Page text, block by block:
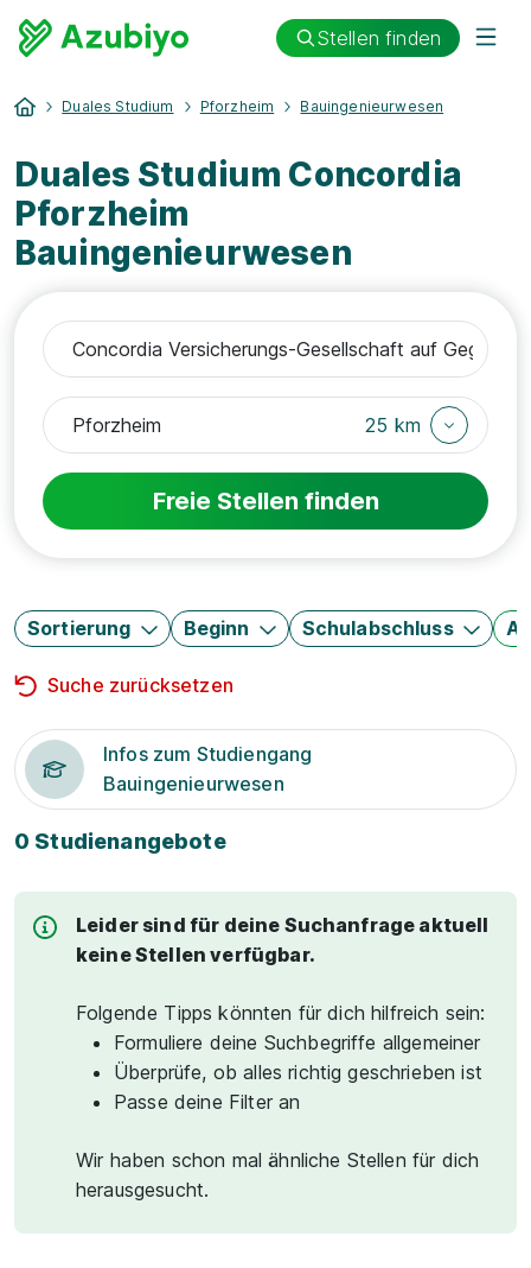
Stellen finden
Duales Studium Pforzheim Bauingenieurwesen
Duales Studium Concordia
Pforzheim
Bauingenieurwesen
25 km
Freie Stellen finden
Sortierung Beginn Schulabschluss
Suche zurücksetzen
Infos zum Studiengang
Bauingenieurwesen
0 Studienangebote
Leider sind für deine Suchanfrage aktuell
keine Stellen verfügbar.
Folgende Tipps könnten für dich hilfreich sein:
Formuliere deine Suchbegriffe allgemeiner
Überprüfe, ob alles richtig geschrieben ist
Passe deine Filter an
Wir haben schon mal ähnliche Stellen für dich
herausgesucht.